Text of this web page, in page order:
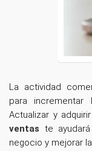
La actividad
para
Actualizar y
ventas te
negocio y mejorar